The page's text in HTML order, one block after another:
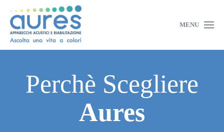
MENU
Perchè Scegliere
Aures